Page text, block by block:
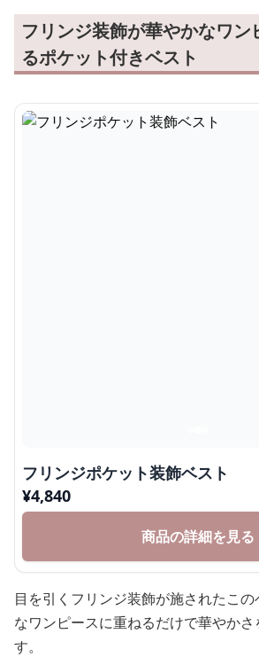
フリンジ装飾が華やかなワン
るポケット付きベスト
フリンジポケット装飾ベスト
¥4,840
商品の詳細を見る
目を引くフリンジ装飾が施されたこ
なワンピースに重ねるだけで華やかさ
す。